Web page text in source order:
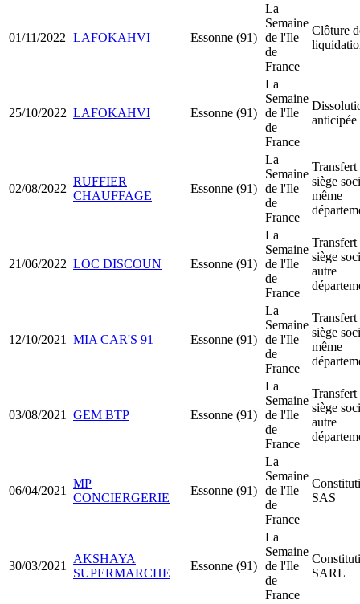
01/11/2022 LAFOKAHVI Essonne (91)
La
Semaine
de l'Ile
de
France
Clôture
25/10/2022 LAFOKAHVI Essonne (91)
La
Semaine
de l'Ile
de
France
anticipée
02/08/2022
RUFFIER
CHAUFFAGE
Essonne (91)
La
Semaine
de l'Ile
de
France
Transfert
siège
même
21/06/2022 LOC DISCOUN Essonne (91)
La
Semaine
de l'Ile
de
France
Transfert
siège
autre
12/10/2021 MIA CAR'S 91 Essonne (91)
La
Semaine
de l'Ile
de
France
Transfert
siège
même
03/08/2021 GEM BTP Essonne (91)
La
Semaine
de l'Ile
de
France
Transfert
siège
autre
06/04/2021
MP
CONCIERGERIE
Essonne (91)
La
Semaine
de l'Ile
de
France
SAS
30/03/2021
AKSHAYA
SUPERMARCHE
Essonne (91)
La
Semaine
de l'Ile
de
France
SARL